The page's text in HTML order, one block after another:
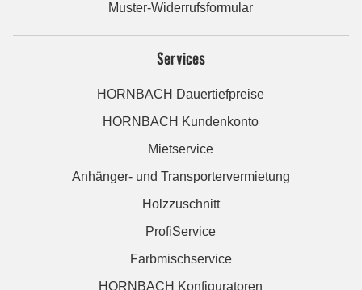
Muster-Widerrufsformular
Services
HORNBACH Dauertiefpreise
HORNBACH Kundenkonto
Mietservice
Anhänger- und Transportervermietung
Holzzuschnitt
ProfiService
Farbmischservice
HORNBACH Konfiguratoren